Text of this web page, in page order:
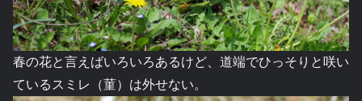
春の花と言えばいろいろあるけど、道端でひっそりと咲い
ているスミレ（菫）は外せない。